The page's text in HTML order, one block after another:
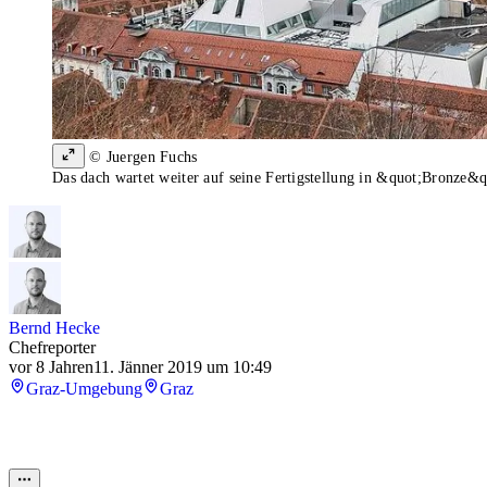
© Juergen Fuchs
Das dach wartet weiter auf seine Fertigstellung in
Bernd Hecke
Chefreporter
vor 8 Jahren11. Jänner 2019 um 10:49
Graz-Umgebung
Graz